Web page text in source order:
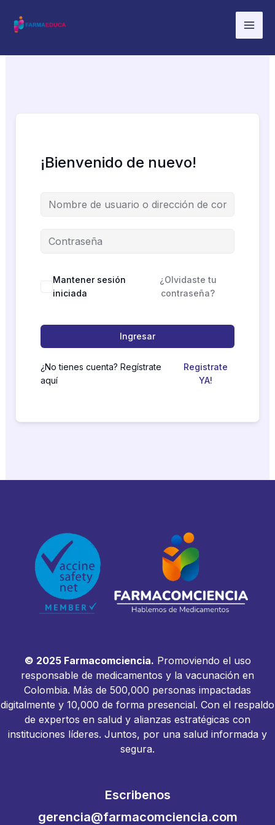
contenido
¡Bienvenido de nuevo!
Mantener sesión
iniciada
¿Olvidaste tu
contraseña?
Ingresar
¿No tienes cuenta? Regístrate
aquí
Registrate
YA!
© 2025 Farmacomciencia. Promoviendo el uso
responsable de medicamentos y la vacunación en
Colombia. Más de 500,000 personas impactadas
digitalmente y 10,000 de forma presencial. Con el respaldo
de expertos en salud y alianzas estratégicas con
instituciones líderes. Juntos, por una salud informada y
segura.
Escribenos
gerencia@farmacomciencia.com